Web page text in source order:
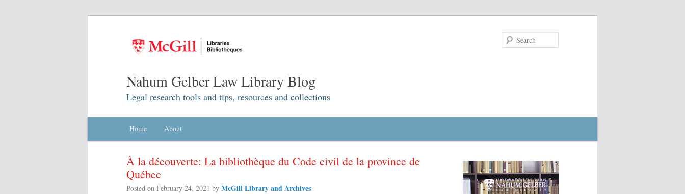
Nahum Gelber Law Library Blog
Legal research tools and tips, resources and collections
Skip to primary content
Skip to secondary content
Home About
À la découverte: La bibliothèque du Code civil de la province de
Québec
Posted on February 24, 2021 by McGill Library and Archives